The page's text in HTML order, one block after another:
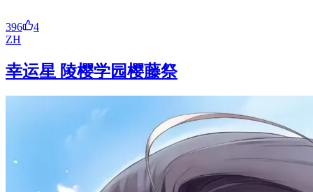
396
4
ZH
幸运星 陵樱学园樱藤祭